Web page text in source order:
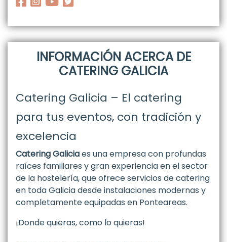
INFORMACIÓN ACERCA DE
CATERING GALICIA
Catering Galicia – El catering
para tus eventos, con tradición y
excelencia
Catering Galiciaes una empresa con profundas
raíces familiares y gran experiencia en el sector
de la hostelería, que ofrece servicios de catering
en toda Galicia desde instalaciones modernas y
completamente equipadas en Ponteareas.
¡Donde quieras, como lo quieras!